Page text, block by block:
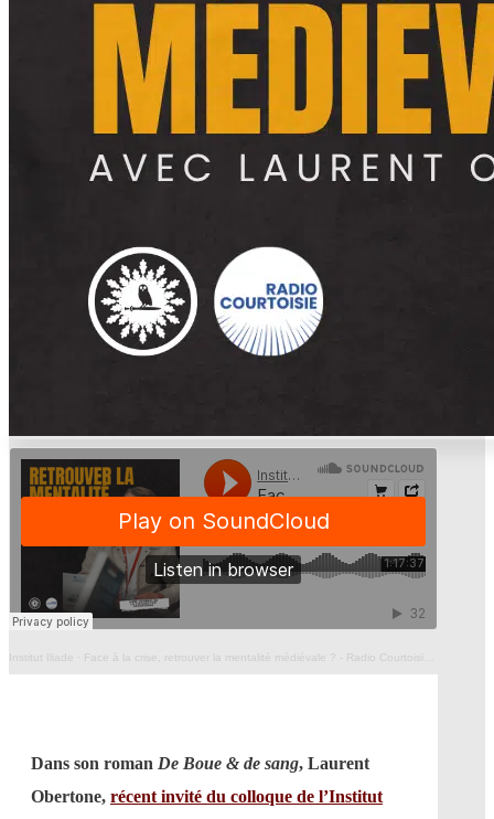
Institut Iliade Face à la crise, retrouver la mentalité médiévale ? - Radio Courtoisie - 11/05/2026
Dans son roman De Boue & de sang, Laurent
Obertone, récent invité du colloque de l’Institut